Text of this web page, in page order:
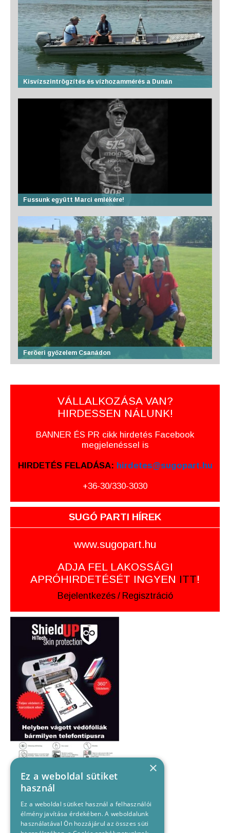
Kisvízszintrögzítés és vízhozammérés a Dunán
Fussunk együtt Marci emlékére!
Feröeri győzelem Csanádon
VÁLLALKOZÁSA VAN?
HIRDESSEN NÁLUNK!
BANNER ÉS PR cikk hirdetés Facebook
megjelenéssel is
HIRDETÉS FELADÁSA: hirdetes@sugopart.hu
+36-30/330-3030
SUGÓ PARTI HÍREK
www.sugopart.hu
ADJA FEL LAKOSSÁGI
APRÓHIRDETÉSÉT INGYEN ITT!
Bejelentkezés / Regisztráció
×
Ez a weboldal sütiket
használ
Ez a weboldal sütiket használ a felhasználói
élmény javítása érdekében. A weboldalunk
használatával Ön hozzájárul az összes süti